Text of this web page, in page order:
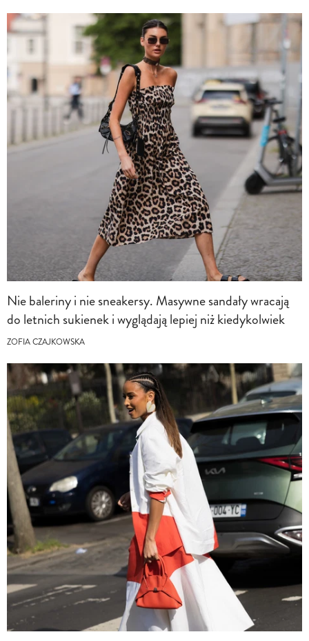
Nie baleriny i nie sneakersy. Masywne sandały wracają
do letnich sukienek i wyglądają lepiej niż kiedykolwiek
ZOFIA CZAJKOWSKA